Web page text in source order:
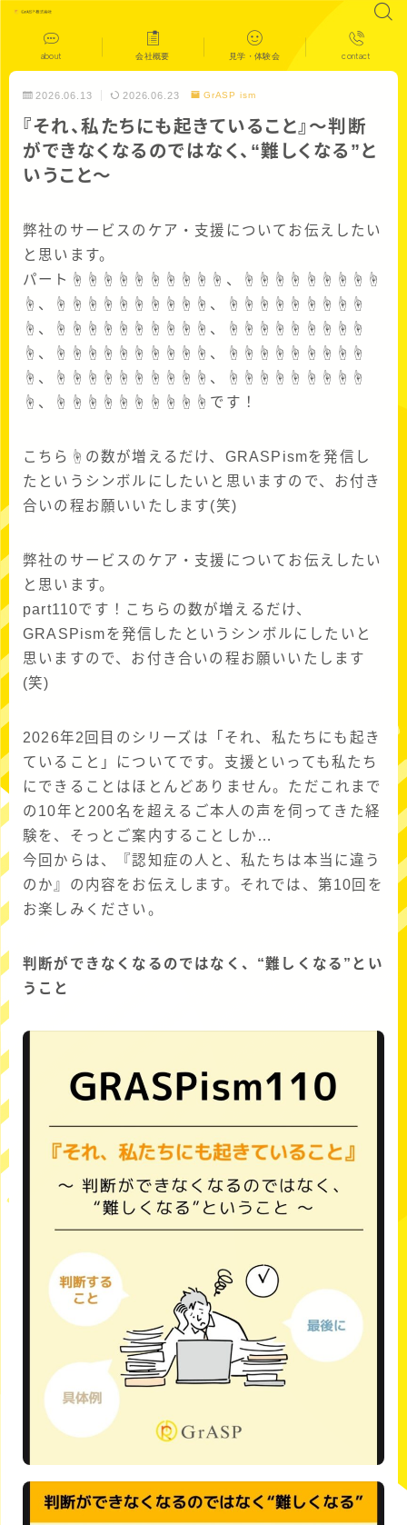
about 会社概要 見学・体験会 contact
2026.06.13 2026.06.23 GrASP ism
『それ、私たちにも起きていること』〜判断
ができなくなるのではなく、“難しくなる”と
いうこと～
弊社のサービスのケア・支援についてお伝えしたい
と思います。
パート☝☝☝☝☝☝☝☝☝☝、☝☝☝☝☝☝☝☝☝
☝、☝☝☝☝☝☝☝☝☝☝、☝☝☝☝☝☝☝☝☝
☝、☝☝☝☝☝☝☝☝☝☝、☝☝☝☝☝☝☝☝☝
☝、☝☝☝☝☝☝☝☝☝☝、☝☝☝☝☝☝☝☝☝
☝、☝☝☝☝☝☝☝☝☝☝、☝☝☝☝☝☝☝☝☝
☝、☝☝☝☝☝☝☝☝☝☝です！
こちら☝の数が増えるだけ、GRASPismを発信し
たというシンボルにしたいと思いますので、お付き
合いの程お願いいたします(笑)
弊社のサービスのケア・支援についてお伝えしたい
と思います。
part110です！こちらの数が増えるだけ、
GRASPismを発信したというシンボルにしたいと
思いますので、お付き合いの程お願いいたします
(笑)
2026年2回目のシリーズは「それ、私たちにも起き
ていること」についてです。支援といっても私たち
にできることはほとんどありません。ただこれまで
の10年と200名を超えるご本人の声を伺ってきた経
験を、そっとご案内することしか…
今回からは、『認知症の人と、私たちは本当に違う
のか』の内容をお伝えします。それでは、第10回を
お楽しみください。
判断ができなくなるのではなく、“難しくなる”とい
うこと